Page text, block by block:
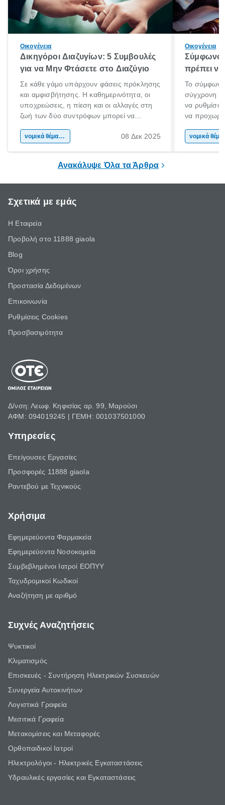
Οικογένεια
Δικηγόροι Διαζυγίων: 5 Συμβουλές
για να Μην Φτάσετε στο Διαζύγιο
Σε κάθε γάμο υπάρχουν φάσεις πρόκλησης
και αμφισβήτησης. Η καθημερινότητα, οι
υποχρεώσεις, η πίεση και οι αλλαγές στη
ζωή των δύο συντρόφων μπορεί να
Όταν οι διαφωνίες πληθαίνουν και η
νομικά θέματα & συμβουλές 08 Δεκ 2025
Οικογένεια
Σύμφωνο
πρέπει να
Το σύμφωνο
σύγχρονη
να
να
θέλεις
Ανακάλυψε Όλα τα Άρθρα
Σχετικά με εμάς
Η Εταιρεία
Προβολή στο 11888 giaola
Blog
Όροι χρήσης
Προστασία Δεδομένων
Επικοινωνία
Ρυθμίσεις Cookies
Προσβασιμότητα
Δ/νση: Λεωφ. Κηφισίας αρ. 99, Μαρούσι
ΑΦΜ: 094019245 | ΓΕΜΗ: 001037501000
Υπηρεσίες
Επείγουσες Εργασίες
Προσφορές 11888 giaola
Ραντεβού με Τεχνικούς
Χρήσιμα
Εφημερεύοντα Φαρμακεία
Εφημερεύοντα Νοσοκομεία
Συμβεβλημένοι Ιατροί ΕΟΠΥΥ
Ταχυδρομικοί Κωδικοί
Αναζήτηση με αριθμό
Συχνές Αναζητήσεις
Ψυκτικοί
Κλιματισμός
Επισκευές - Συντήρηση Ηλεκτρικών Συσκευών
Συνεργεία Αυτοκινήτων
Λογιστικά Γραφεία
Μεσιτικά Γραφεία
Μετακομίσεις και Μεταφορές
Ορθοπαιδικοί Ιατροί
Ηλεκτρολόγοι - Ηλεκτρικές Εγκαταστάσεις
Υδραυλικές εργασίες και Εγκαταστάσεις